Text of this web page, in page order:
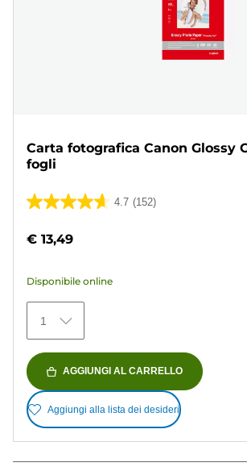
Carta fotografica Canon Glossy
fogli
4.7 (152)
4.7
5
152
recensioni
€ 13,49
Disponibile online
1
AGGIUNGI AL CARRELLO
Aggiungi alla lista dei desideri